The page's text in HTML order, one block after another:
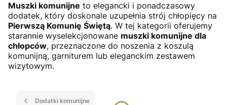
Muszki komunijne to elegancki i ponadczasowy
dodatek, który doskonale uzupełnia strój chłopięcy na
Pierwszą Komunię Świętą. W tej kategorii oferujemy
starannie wyselekcjonowane muszki komunijne dla
chłopców, przeznaczone do noszenia z koszulą
komunijną, garniturem lub eleganckim zestawem
wizytowym.
Dodatki komunijne